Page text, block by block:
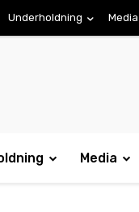
Underholdning Media
Media